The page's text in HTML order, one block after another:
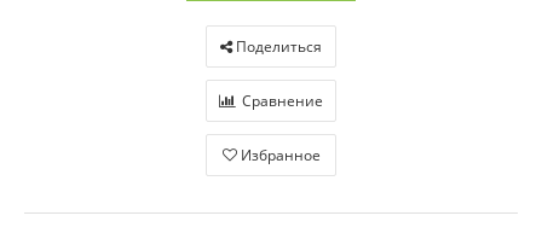
Поделиться
Сравнение
Избранное